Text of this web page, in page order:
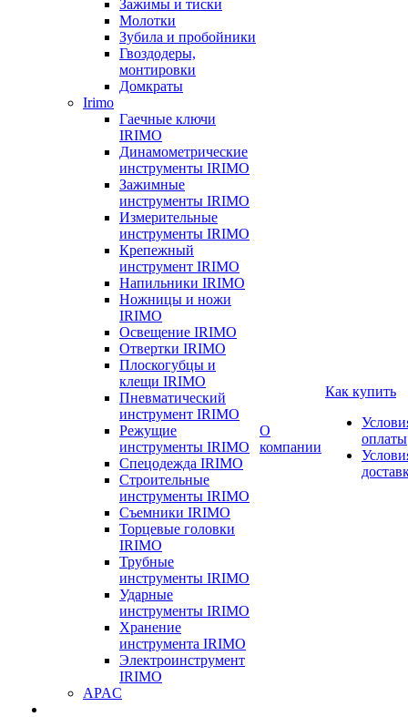
Зажимы и тиски
Молотки
Зубила и пробойники
Гвоздодеры,
монтировки
Домкраты
Irimo
Гаечные ключи
IRIMO
Динамометрические
инструменты IRIMO
Зажимные
инструменты IRIMO
Измерительные
инструменты IRIMO
Крепежный
инструмент IRIMO
Напильники IRIMO
Ножницы и ножи
IRIMO
Освещение IRIMO
Отвертки IRIMO
Плоскогубцы и
клещи IRIMO
Пневматический
инструмент IRIMO
Режущие
инструменты IRIMO
Спецодежда IRIMO
Строительные
инструменты IRIMO
Съемники IRIMO
Торцевые головки
IRIMO
Трубные
инструменты IRIMO
Ударные
инструменты IRIMO
Хранение
инструмента IRIMO
Электроинструмент
IRIMO
APAC
О
компании
Как купить
оплаты